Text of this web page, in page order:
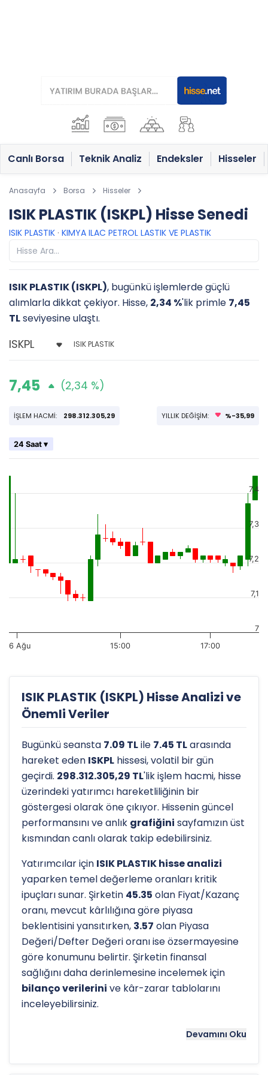
Canlı Borsa Teknik Analiz Endeksler Hisseler
Anasayfa Borsa Hisseler
ISIK PLASTIK (ISKPL) Hisse Senedi
ISIK PLASTIK · KIMYA ILAC PETROL LASTIK VE PLASTIK
ISIK PLASTIK (ISKPL), bugünkü işlemlerde güçlü
alımlarla dikkat çekiyor. Hisse, 2,34 %'lik primle 7,45
TLseviyesine ulaştı.
ISIK PLASTIK
7,45 (2,34 %)
İŞLEM HACMİ: 298.312.305,29 YILLIK DEĞİŞİM: %-35,99
24 Saat ▾
6 Ağu 15:00 17:00
7
7,1
7,2
7,3
7,4
ISIK PLASTIK (ISKPL) Hisse Analizi ve
Önemli Veriler
Bugünkü seansta 7.09 TLile 7.45 TLarasında
hareket eden ISKPL hissesi, volatil bir gün
geçirdi. 298.312.305,29 TL'lik işlem hacmi, hisse
üzerindeki yatırımcı hareketliliğinin bir
göstergesi olarak öne çıkıyor. Hissenin güncel
performansını ve anlık grafiğini sayfamızın üst
kısmından canlı olarak takip edebilirsiniz.
Yatırımcılar için ISIK PLASTIK hisse analizi
yaparken temel değerleme oranları kritik
ipuçları sunar. Şirketin 45.35 olan Fiyat/Kazanç
oranı, mevcut kârlılığına göre piyasa
beklentisini yansıtırken, 3.57 olan Piyasa
Değeri/Defter Değeri oranı ise özsermayesine
göre konumunu belirtir. Şirketin finansal
sağlığını daha derinlemesine incelemek için
bilanço verilerini ve kâr-zarar tablolarını
inceleyebilirsiniz.
Hissenin uzun vadeli trendini ve potansiyel
analizgöstergeleri önemli bir araçtır. Hissenin
Devamını Oku